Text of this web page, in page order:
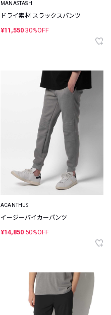
MANASTASH
ドライ素材 スラックスパンツ
¥11,550 30%OFF
ACANTHUS
イージーバイカーパンツ
¥14,850 50%OFF